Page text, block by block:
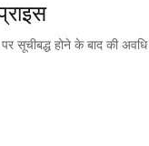
सूचीबद्ध होने के बाद की